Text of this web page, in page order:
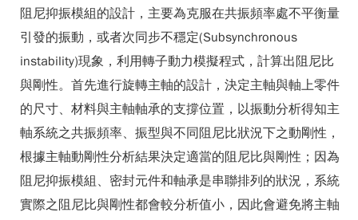
阻尼抑振模組的設計，主要為克服在共振頻率處不平衡量
引發的振動，或者次同步不穩定(Subsynchronous
instability)現象，利用轉子動力模擬程式，計算出阻尼比
與剛性。首先進行旋轉主軸的設計，決定主軸與軸上零件
的尺寸、材料與主軸軸承的支撐位置，以振動分析得知主
軸系統之共振頻率、振型與不同阻尼比狀況下之動剛性，
根據主軸動剛性分析結果決定適當的阻尼比與剛性；因為
阻尼抑振模組、密封元件和軸承是串聯排列的狀況，系統
實際之阻尼比與剛性都會較分析值小，因此會避免將主軸